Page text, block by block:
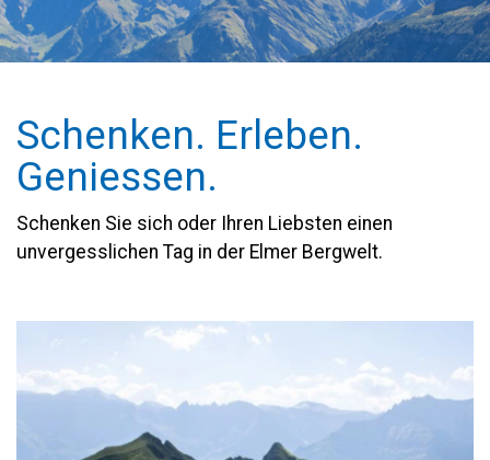
Schenken. Erleben.
Geniessen.
Schenken Sie sich oder Ihren Liebsten einen
unvergesslichen Tag in der Elmer Bergwelt.